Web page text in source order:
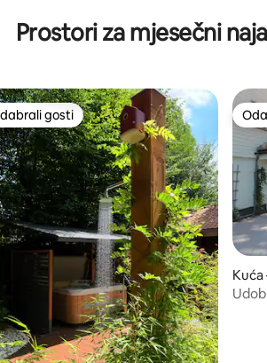
Prostori za mjesečni
5, recenzija: 27
najviše rangiranima s oznakom „Odabrali
gosti